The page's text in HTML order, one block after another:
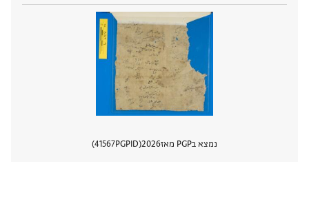
נמצא בPGP מאז 2026
PGPID
41567